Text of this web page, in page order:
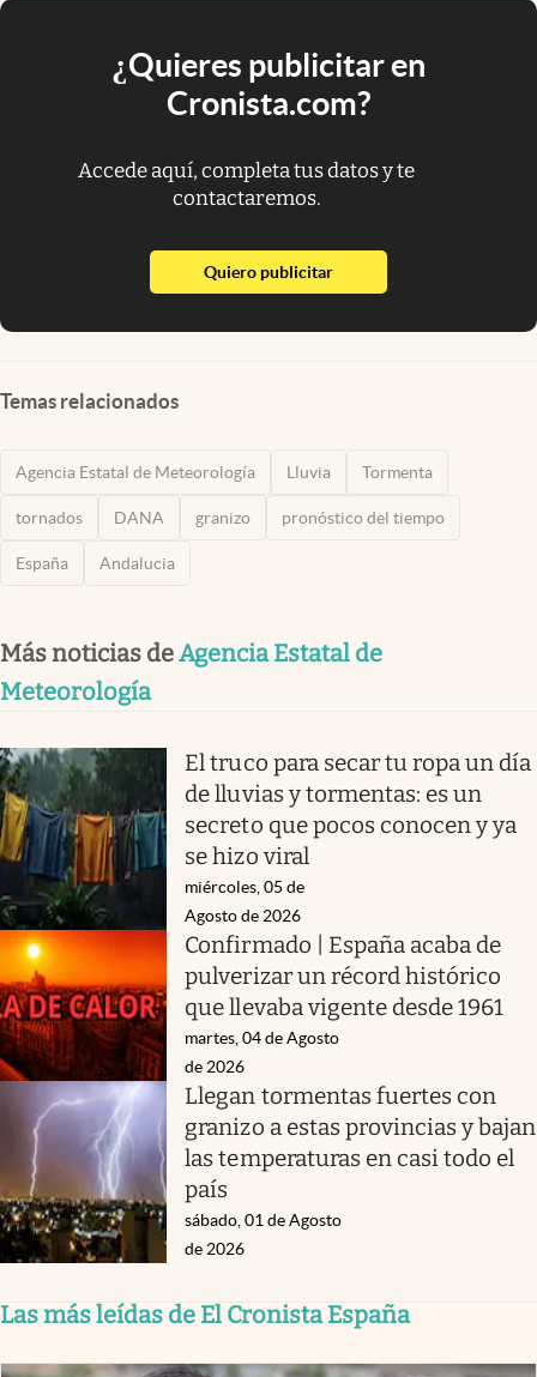
¿Quieres publicitar en
Cronista.com?
Accede aquí, completa tus datos y te
contactaremos.
Quiero publicitarabre en nueva pestaña
Temas relacionados
Agencia Estatal de Meteorología Lluvia Tormenta
tornados DANA granizo pronóstico del tiempo
España Andalucia
Más noticias deAgencia Estatal de
Meteorología
El truco para secar tu ropa un día
de lluvias y tormentas: es un
secreto que pocos conocen y ya
se hizo viral
miércoles, 05 de
Agosto de 2026
Confirmado | España acaba de
pulverizar un récord histórico
que llevaba vigente desde 1961
martes, 04 de Agosto
de 2026
Llegan tormentas fuertes con
granizo a estas provincias y bajan
las temperaturas en casi todo el
país
sábado, 01 de Agosto
de 2026
Las más leídas de El Cronista España